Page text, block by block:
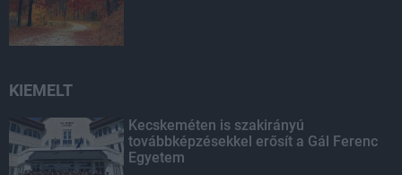
KIEMELT
Kecskeméten is szakirányú
továbbképzésekkel erősít a Gál Ferenc
Egyetem